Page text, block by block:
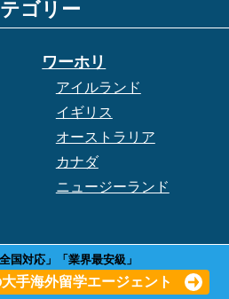
ゴリー
ワーホリ
アイルランド
イギリス
オーストラリア
カナダ
ニュージーランド
国対応」「業界最安級」
手海外留学エージェント